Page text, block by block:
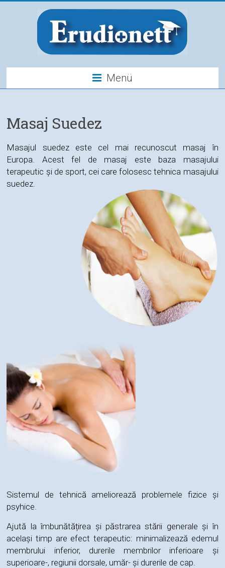
Menü
Masaj Suedez
Masajul suedez este cel mai recunoscut masaj în
Europa. Acest fel de masaj este baza masajului
terapeutic și de sport, cei care folosesc tehnica masajului
suedez.
Sistemul de tehnică ameliorează problemele fizice și
psyhice.
Ajută la îmbunătățirea și păstrarea stării generale și în
același timp are efect terapeutic: minimalizează edemul
membrului inferior, durerile membrilor inferioare și
superioare-, regiunii dorsale, umăr- și durerile de cap.